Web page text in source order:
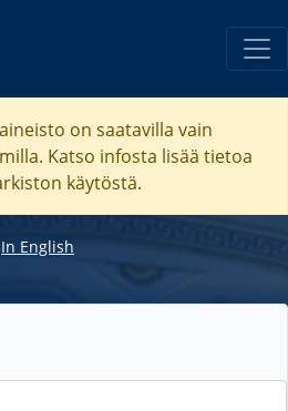
on saatavilla vain
Katso infosta lisää tietoa
käytöstä.
In English